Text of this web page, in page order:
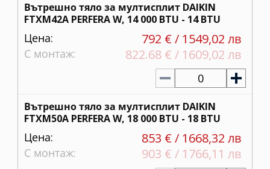
Вътрешно тяло за мултисплит DAIKIN
FTXM42A PERFERA W, 14 000 BTU - 14 BTU
Цена: 792 € / 1549,02 лв
С монтаж: 822.68 € / 1609,02 лв
0
Вътрешно тяло за мултисплит DAIKIN
FTXM50A PERFERA W, 18 000 BTU - 18 BTU
Цена: 853 € / 1668,32 лв
С монтаж: 903 € / 1766,11 лв